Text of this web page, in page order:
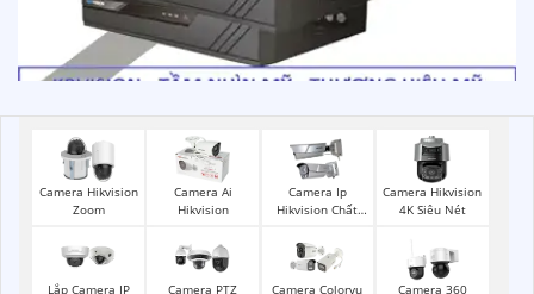
Camera Hikvision
Zoom
Camera Ai
Hikvision
Camera Ip
Hikvision Chất
Camera Hikvision
4K Siêu Nét
Lắp Camera IP
Camera PTZ
Camera Colorvu
Camera 360